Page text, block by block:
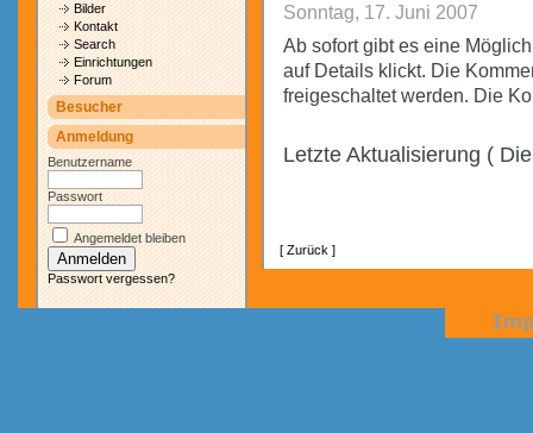
Bilder
Kontakt
Search
Einrichtungen
Forum
Besucher
Anmeldung
Benutzername
Passwort
Angemeldet bleiben
Passwort vergessen?
Sonntag, 17. Juni 2007
Ab sofort gibt es eine
auf Details klickt. Die
freigeschaltet werden. Die
Letzte Aktualisierung (
[ Zurück ]